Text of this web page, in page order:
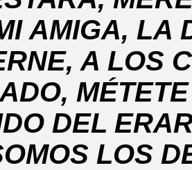
AMIGA, LA
A LOS
DEL
LOS